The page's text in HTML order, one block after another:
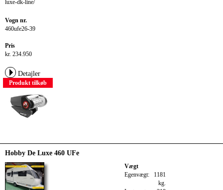
luxe-dk-line/
Vogn nr.
460ufe26-39
Pris
kr. 234.950
Detajler
Produkt tilkøb
Hobby De Luxe 460 UFe
Vægt
Egenvægt: 1181
kg.